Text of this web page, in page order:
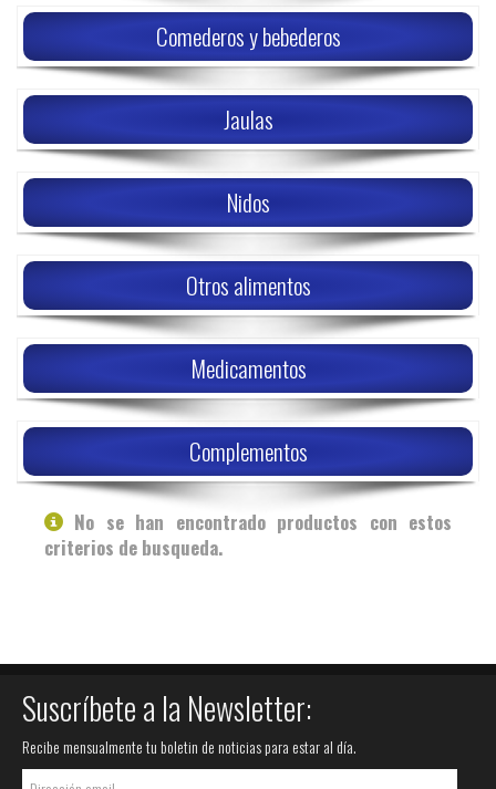
Comederos y bebederos
Jaulas
Nidos
Otros alimentos
Medicamentos
Complementos
No se han encontrado productos con estos
criterios de busqueda.
Suscríbete a la Newsletter:
Recibe mensualmente tu boletin de noticias para estar al día.